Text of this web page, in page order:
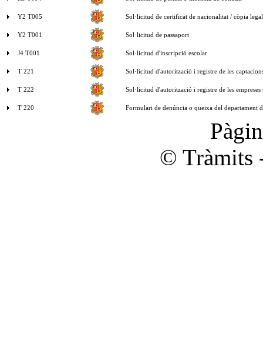
Y2 T005 Sol·licitud de certificat de nacionalitat / còpia
Y2 T001 Sol·licitud de passaport
J4 T001 Sol·licitud d'inscripció escolar
T 221 Sol·licitud d'autorització i registre de les
T 222 Sol·licitud d'autorització i registre de les
T 220 Formulari de denúncia o queixa del departament
© Tràmits